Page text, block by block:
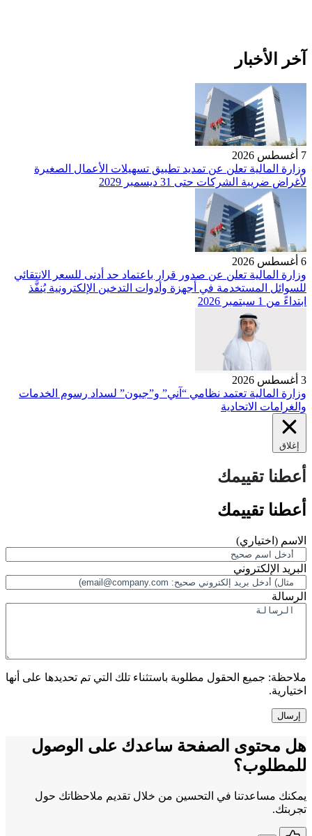
آخر الأخبار
7 أغسطس 2026
وزارة المالية تعلن عن تمديد تطبيق تسهيلات الأعمال الصغيرة
لأغراض ضريبة الشركات حتى 31 ديسمبر 2029
6 أغسطس 2026
وزارة المالية تعلن عن صدور قرار باعتماد حد أدنى للسعر الانتقائي
للسوائل المستخدمة في أجهزة وأدوات التدخين الإلكترونية يُنفَّذ
ابتداءً من 1 سبتمبر 2026
3 أغسطس 2026
وزارة المالية تعتمد نظامي “آني” و”جيون” لسداد رسوم الخدمات
والغرامات الاتحادية
إغلاق
أعطنا تقييمك
أعطنا تقييمك
الاسم (اختياري)
البريد الإلكتروني
الرسالة
ملاحظة: جميع الحقول مطلوبة باستثناء تلك التي تم تحديدها على أنها
اختيارية.
هل محتوى الصفحة ساعدك على الوصول
للمطلوب؟
يمكنك مساعدتنا في التحسين من خلال تقديم ملاحظاتك حول
تجربتك.